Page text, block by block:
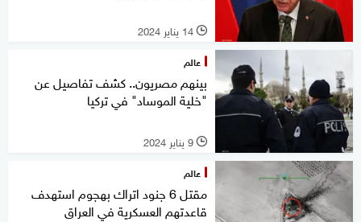
l 14 يناير 2024
عالم
بينهم مصريون.. كشف تفاصيل عن
"خلية الموساد" في تركيا
l 9 يناير 2024
عالم
مقتل 6 جنود اتراك بهجوم استهدف
قاعدتهم العسكرية في العراق